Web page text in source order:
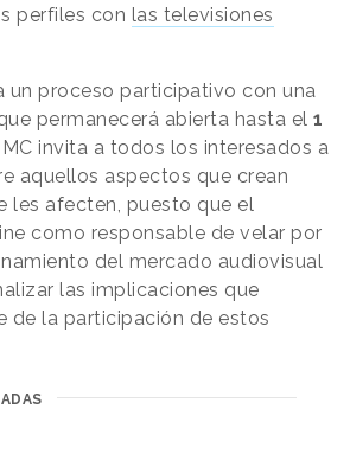
perfiles con las televisiones
un proceso participativo con una
permanecerá abierta hasta el 1
invita a todos los interesados a
aquellos aspectos que crean
les afecten, puesto que el
como responsable de velar por
del mercado audiovisual
las implicaciones que
de la participación de estos